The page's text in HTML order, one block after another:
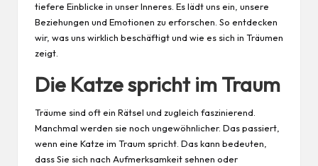
tiefere Einblicke in unser Inneres. Es lädt uns ein, unsere
Beziehungen und Emotionen zu erforschen. So entdecken
wir, was uns wirklich beschäftigt und wie es sich in Träumen
zeigt.
Die Katze spricht im Traum
Träume sind oft ein Rätsel und zugleich faszinierend.
Manchmal werden sie noch ungewöhnlicher. Das passiert,
wenn eine Katze im Traum spricht. Das kann bedeuten,
dass Sie sich nach Aufmerksamkeit sehnen oder